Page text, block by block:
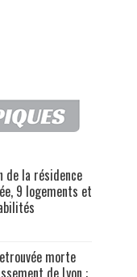
de la résidence
9 logements et
morte